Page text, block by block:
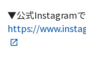
▼公式Instagram
https://